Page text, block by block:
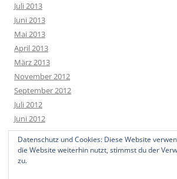
Juli 2013
Juni 2013
Mai 2013
April 2013
März 2013
November 2012
September 2012
Juli 2012
Juni 2012
Mai 2012
April 2012
März 2012
Datenschutz und Cookies: Diese Website
die Website weiterhin nutzt, stimmst du der
zu.